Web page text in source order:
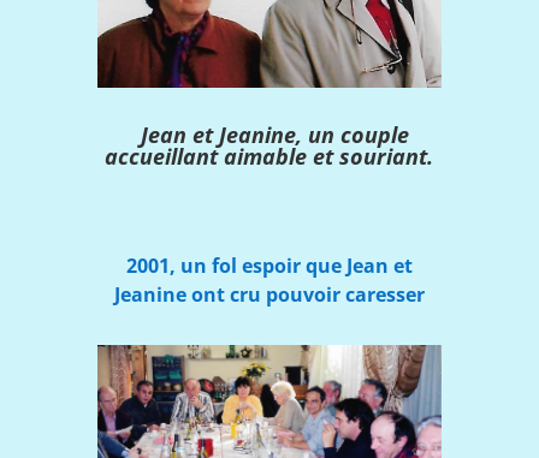
Jean et Jeanine, un couple
accueillant aimable et souriant.
2001, un fol espoir que Jean et
Jeanine ont cru pouvoir caresser